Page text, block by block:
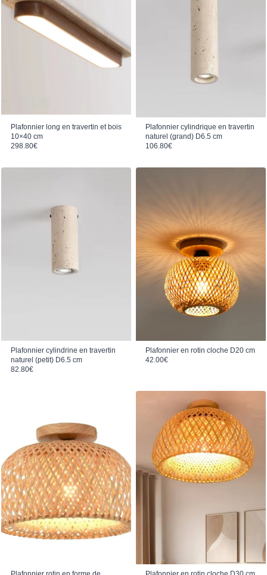
Plafonnier long en travertin et bois
10×40 cm
298.80€
Plafonnier cylindrique en travertin
naturel (grand) D6.5 cm
106.80€
Plafonnier cylindrine en travertin
naturel (petit) D6.5 cm
82.80€
Plafonnier en rotin cloche D20 cm
42.00€